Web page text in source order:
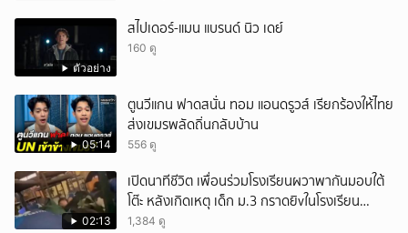
ตัวอย่าง
สไปเดอร์-แมน แบรนด์ นิว เดย์
160 ดู
05:14
ตูนวีแกน ฟาดสนั่น ทอม แอนดรูวส์ เรียกร้องให้ไทย
ส่งเขมรพลัดถิ่นกลับบ้าน
556 ดู
02:13
เปิดนาทีชีวิต เพื่อนร่วมโรงเรียนผวาพากันมอบใต้
โต๊ะ หลังเกิดเหตุ เด็ก ม.3 กราดยิvในโรงเรียน
เทพศิรินทร์นนท์ แบบไม่เลือกหน้า เสียงปืนดังสนั่น
1,384 ดู